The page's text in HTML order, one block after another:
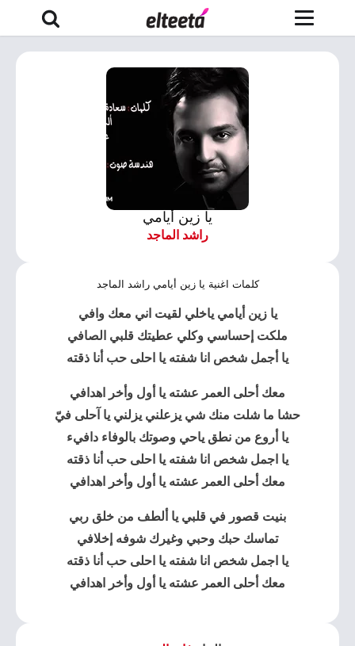
يا زين أيامي
راشد الماجد
كلمات اغنية يا زين أيامي راشد الماجد
يا زين أيامي ياخلي لقيت اني معك وافي
ملكت إحساسي وكلي عطيتك قلبي الصافي
يا أجمل شخص انا شفته يا احلى حب أنا ذقته
معك أحلى العمر عشته يا أول وأخر اهدافي
حشا ما شلت منك شي يزعلني يزلني يا آحلى فيّ
يا أروع من نطق ياحي وصوتك بالوفاء دافيء
يا اجمل شخص انا شفته يا احلى حب أنا ذقته
معك أحلى العمر عشته يا أول وأخر اهدافي
بنيت قصور في قلبي يا ألطف من خلق ربي
تماسك حبك وحبي وغيرك شوفه إخلافي
يا اجمل شخص انا شفته يا احلى حب أنا ذقته
معك أحلى العمر عشته يا أول وأخر اهدافي